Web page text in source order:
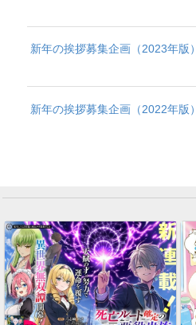
新年の挨拶募集企画（2023年版）
新年の挨拶募集企画（2022年版）